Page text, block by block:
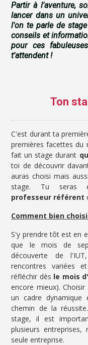
Partir à l'aventure,
lancer dans un
l'on te parle de
conseils et
pour ces
t'attendent !
Ton
C'est durant ta
premières facettes du
fait un stage durant
toi de découvrir
auras choisi mais
stage. Tu seras
professeur référent
Comment bien
S'y prendre tôt est en
que le mois de
découverte de
rencontres variées
réfléchir dès le mois
encore mieux).
un cadre dynamique
chemin de la
stage, il est
plusieurs
seule entreprise.